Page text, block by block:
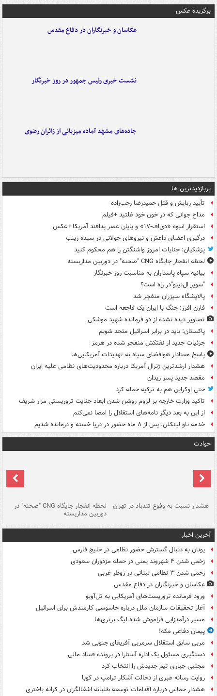
برگزیده عکس
عکاسان و خبرنگاران در دفاع مقدس
نشست خبری رئیس جمهور در روز خبرنگار
جاده‌های مشهد آماده میزبانی از زائران رضوی
پربازدیدترین ها
تأیید ربایش و قتل حمیدرضا رجب‌زاده
مداح جوانی که در خون خود غلتید +فیلم
استقرار انبوه «دی‌اف‑۱۷» و پایان عصر پدافند آمریکا +عکس
درگیری اعضای داعش و نیروهای جولانی در سیده زینب
پزشکیان: جنایات امروز واشنگتن را هم محکوم کنید
لحظه انفجار جایگاه CNG "صحنه" در دوربین مداربسته
بیانیه سپاه پاسداران به مناسبت روز خبرنگار
"سوپر ال‌نینو"در راه است؟
پالایشگاه سیزران منفجر شد
فارن افرز: جنگ با ایران یک فاجعه است
تصاویر دیده‌ نشده از دو فرمانده شهید موشکی
پاکستان: باید در برابر اسرائیل متحد شویم
جزئیات جدید از نفتکش منفجر شده در هرمز
پاسخ معنادار هوافضای سپاه به تهدیدات آمریکایی‌ها
هشدار ارشدترین ژنرال آمریکا درباره محدودیت‌های نظامی علیه ایران
مقصد جدید پسر زیدان
حتی اوکراین هم به ترکیه حمله کرد
تاکید وزارت خارجه بر لزوم روشن شدن ابعاد جنایت تروریستی مزار شریف
از این به بعد دیگر نامه‌های استقلال را امضا نمی‌کنم
خدمه ناو لینکلن: پس از ۸ ماه حضور در دریا خسته و درمانده‌ شدیم
حوادث
هشدار نسبت به وفوع تندباد در تهران لحظه انفجار جایگاه CNG "صحنه" در
دوربین مداربسته
آخرین اخبار
یونان به دنبال گسترش حضور نظامی در خلیج فارس
زخمی شدن ۴ شهروند یمنی در حمله مزدوران سعودی
زخمی شدن ۳ نظامی لبنانی در زوطر غربی
عکاسان و خبرنگاران در دفاع مقدس
ورود فرمانده تروریست‌های آمریکایی به تل‌آویو
آغاز تحقیقات سازمان ملل درباره جاسوسی کارمندش برای اسرائیل
مسیر درآمدزایی فراموش شده لیگ برتری‌ها
پیمان دفاعی مکه!
مربی سابق استقلال سرمربی آفریقای جنوبی شد
دستگیری مسئول یک اداره آستارا در پرونده فساد مالی
مجتبی جباری تیم جدیدش را انتخاب کرد
روایت رسانه عبری از دخالت آشکار ترامپ در کوبا
هشدار حماس درباره اقدامات توسعه طلبانه اشغالگران در کرانه باختری